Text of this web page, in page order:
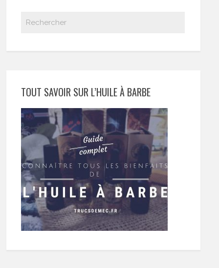
TOUT SAVOIR SUR L’HUILE À BARBE